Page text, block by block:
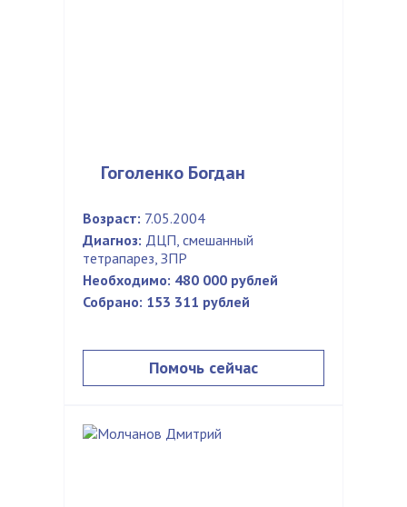
Гоголенко Богдан
Возраст: 7.05.2004
Диагноз: ДЦП, смешанный
тетрапарез, ЗПР
Необходимо: 480 000 рублей
Собрано: 153 311 рублей
Помочь сейчас